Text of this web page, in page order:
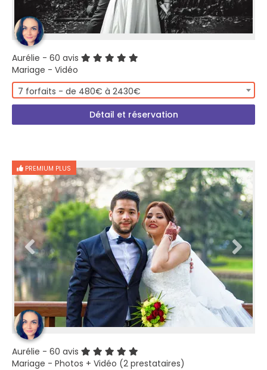
Aurélie - 60 avis
Mariage - Vidéo
7 forfaits - de 480€ à 2430€
Détail et réservation
PREMIUM PLUS
Aurélie - 60 avis
Mariage - Photos + Vidéo (2 prestataires)